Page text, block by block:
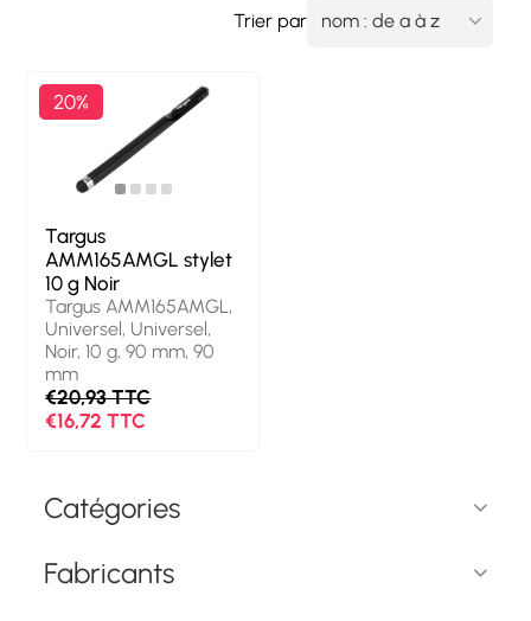
Catégories
Fabricants
Trier par
20%
Targus
AMM165AMGL stylet
10 g Noir
Targus AMM165AMGL,
Universel, Universel,
Noir, 10 g, 90 mm, 90
mm
€20,93 TTC
€16,72 TTC